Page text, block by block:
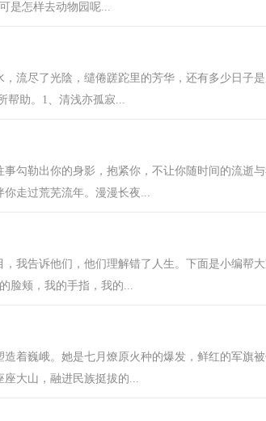
是怎样去动物园呢...
流尽了光陰，缱倦蹉跎里的芳华，还有多少日子
帮助。1、清浅亦孤寂...
勾勒出你的身影，抱紧你，不让你随时间的流逝
走过荒芜流年。漫漫长夜...
我告诉他们，他们理解错了人生。下面是小编帮
脸颊，我的手指，我的...
着巍峨。她是七月燎原火种的爆发，鲜红的军旗
大山，融进民族挺拔的...